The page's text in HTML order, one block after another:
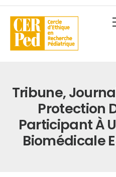
Tribune,
Protection
Participant À
Biomédicale